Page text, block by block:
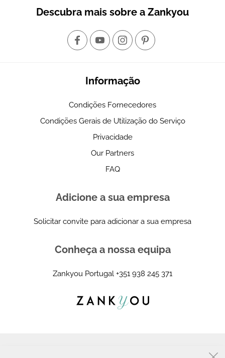
Descubra mais sobre a Zankyou
Informação
Condições Fornecedores
Condições Gerais de Utilização do Serviço
Privacidade
Our Partners
FAQ
Adicione a sua empresa
Solicitar convite para adicionar a sua empresa
Conheça a nossa equipa
Zankyou Portugal +351 938 245 371